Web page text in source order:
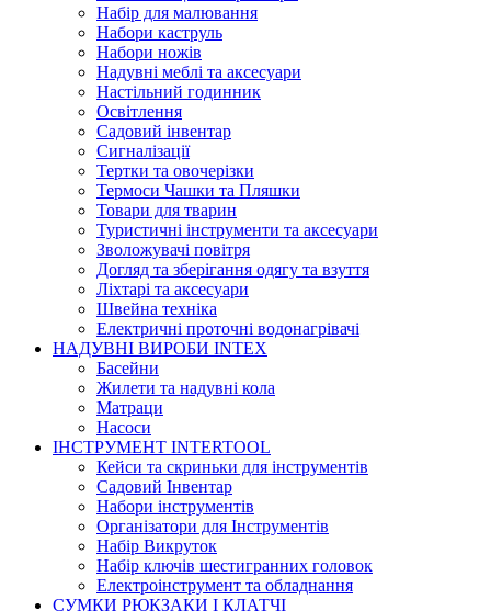
Набір для малювання
Набори каструль
Набори ножів
Надувні меблі та аксесуари
Настільний годинник
Освітлення
Садовий інвентар
Сигналізації
Тертки та овочерізки
Термоси Чашки та Пляшки
Товари для тварин
Туристичні інструменти та аксесуари
Зволожувачі повітря
Догляд та зберігання одягу та взуття
Ліхтарі та аксесуари
Швейна техніка
Електричні проточні водонагрівачі
НАДУВНІ ВИРОБИ INTEX
Басейни
Жилети та надувні кола
Матраци
Насоси
ІНСТРУМЕНТ INTERTOOL
Кейси та скриньки для інструментів
Садовий Інвентар
Набори інструментів
Організатори для Інструментів
Набір Викруток
Набір ключів шестигранних головок
Електроінструмент та обладнання
СУМКИ РЮКЗАКИ І КЛАТЧІ